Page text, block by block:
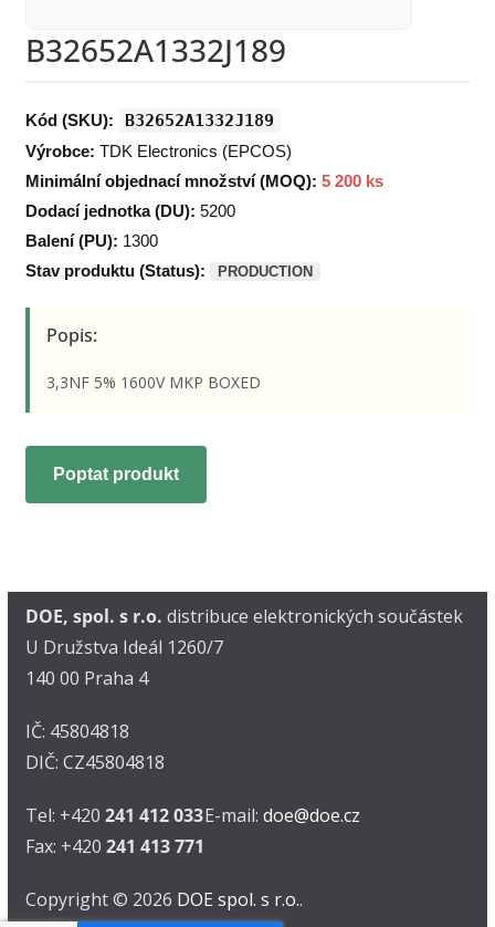
B32652A1332J189
Kód (SKU): B32652A1332J189
Výrobce: TDK Electronics (EPCOS)
Minimální objednací množství (MOQ): 5 200 ks
Dodací jednotka (DU): 5200
Balení (PU): 1300
Stav produktu (Status):
PRODUCTION
Popis:
3,3NF 5% 1600V MKP BOXED
Poptat produkt
DOE, spol. s r.o. distribuce elektronických součástek
U Družstva Ideál 1260/7
140 00 Praha 4
IČ: 45804818
DIČ: CZ45804818
Tel: +420 241 412 033
Fax: +420 241 413 771
E-mail: doe@doe.cz
Copyright © 2026 DOE spol. s r.o..